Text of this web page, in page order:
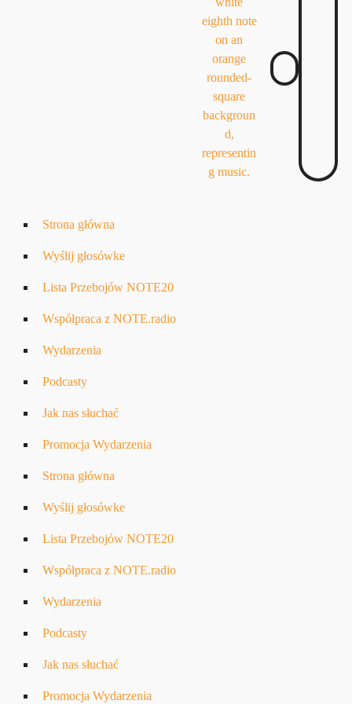
Strona główna
Wyślij głosówke
Lista Przebojów NOTE20
Współpraca z NOTE.radio
Wydarzenia
Podcasty
Jak nas słuchać
Promocja Wydarzenia
Strona główna
Wyślij głosówke
Lista Przebojów NOTE20
Współpraca z NOTE.radio
Wydarzenia
Podcasty
Jak nas słuchać
Promocja Wydarzenia